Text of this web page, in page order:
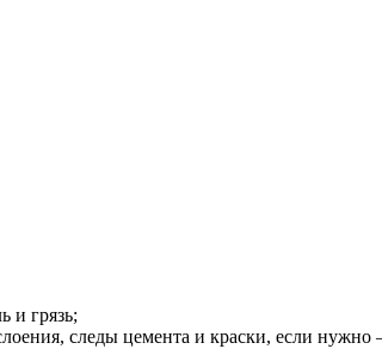
и грязь;
следы цемента и краски, если